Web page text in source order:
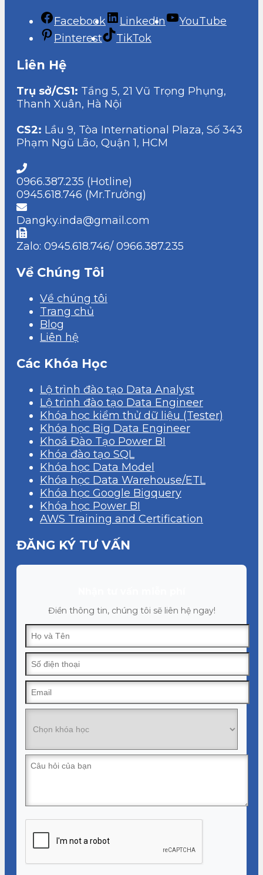
Facebook LinkedIn
YouTube
Pinterest
TikTok
Liên Hệ
Trụ sở/CS1: Tầng 5, 21 Vũ Trọng Phụng,
Thanh Xuân, Hà Nội
CS2: Lầu 9, Tòa International Plaza, Số 343
Phạm Ngũ Lão, Quận 1, HCM
0966.387.235 (Hotline)
0945.618.746 (Mr.Trưởng)
Dangky.inda@gmail.com
Zalo: 0945.618.746/ 0966.387.235
Về Chúng Tôi
Về chúng tôi
Trang chủ
Blog
Liên hệ
Các Khóa Học
Lộ trình đào tạo Data Analyst
Lộ trình đào tạo Data Engineer
Khóa học kiểm thử dữ liệu (Tester)
Khóa học Big Data Engineer
Khoá Đào Tạo Power BI
Khóa đào tạo SQL
Khóa học Data Model
Khóa học Data Warehouse/ETL
Khóa học Google Bigquery
Khóa học Power BI
AWS Training and Certification
ĐĂNG KÝ TƯ VẤN
Điền thông tin, chúng tôi sẽ liên hệ ngay!